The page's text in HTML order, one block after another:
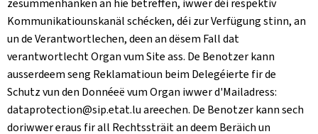
zesummenhänken an hie betreffen, iwwer déi respektiv
Kommunikatiounskanäl schécken, déi zur Verfügung stinn, an
un de Verantwortlechen, deen an dësem Fall dat
verantwortlecht Organ vum Site ass. De Benotzer kann
ausserdeem seng Reklamatioun beim Delegéierte fir de
Schutz vun den Donnéeë vum Organ iwwer d'Mailadress:
dataprotection@sip.etat.lu areechen. De Benotzer kann sech
doriwwer eraus fir all Rechtssträit an deem Beräich un